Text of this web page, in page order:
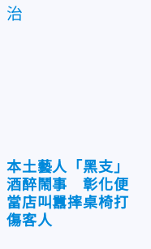
治
本土藝人「黑支」
酒醉鬧事 彰化便
當店叫囂摔桌椅打
傷客人